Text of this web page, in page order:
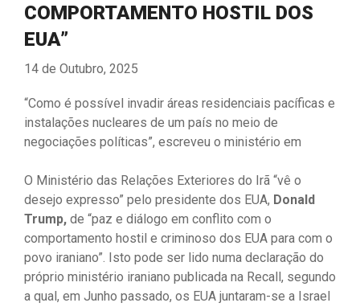
COMPORTAMENTO HOSTIL DOS
EUA”
14 de Outubro, 2025
“Como é possível invadir áreas residenciais pacíficas e
instalações nucleares de um país no meio de
negociações políticas”, escreveu o ministério em
O Ministério das Relações Exteriores do Irã “vê o
desejo expresso” pelo presidente dos EUA, Donald
Trump, de “paz e diálogo em conflito com o
comportamento hostil e criminoso dos EUA para com o
povo iraniano”. Isto pode ser lido numa declaração do
próprio ministério iraniano publicada na Recall, segundo
a qual, em Junho passado, os EUA juntaram-se a Israel